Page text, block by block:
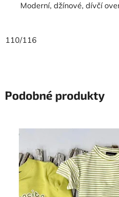
Moderní, džínové, dívčí
110/116
Podobné produkty